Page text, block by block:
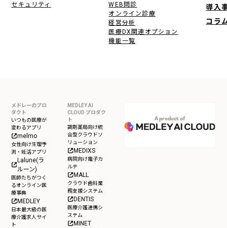
セキュリティ
WEB問診
オンライン診療
経営分析
医療DX関連オプション
機能一覧
導入
コラ
メドレーのプロ
ダクト
いつもの医療が
変わるアプリ
melmo
女性向け生理予
測・妊活アプリ
Lalune(ラ
ルーン)
医師たちがつく
るオンライン医
療事典
MEDLEY
日本最大級の医
療介護求人サイ
ト
MEDLEY AI
CLOUD プロダク
ト
調剤薬局向け統
合型クラウドソ
リューション
MEDIXS
病院向け電子カ
ルテ
MALL
クラウド歯科業
務支援システム
DENTIS
医療介護連携シ
ステム
MINET
A product of